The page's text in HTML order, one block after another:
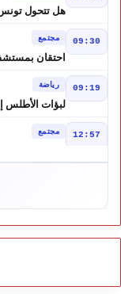
هل تتحول تونس
09:30 مجتمع
احتقان
09:19 رياضة
لبؤات الأطلس
12:57 مجتمع
أشعل أزمة
هل لعبت
يكشف
10:24 مجتمع
زيادة مفاجئة